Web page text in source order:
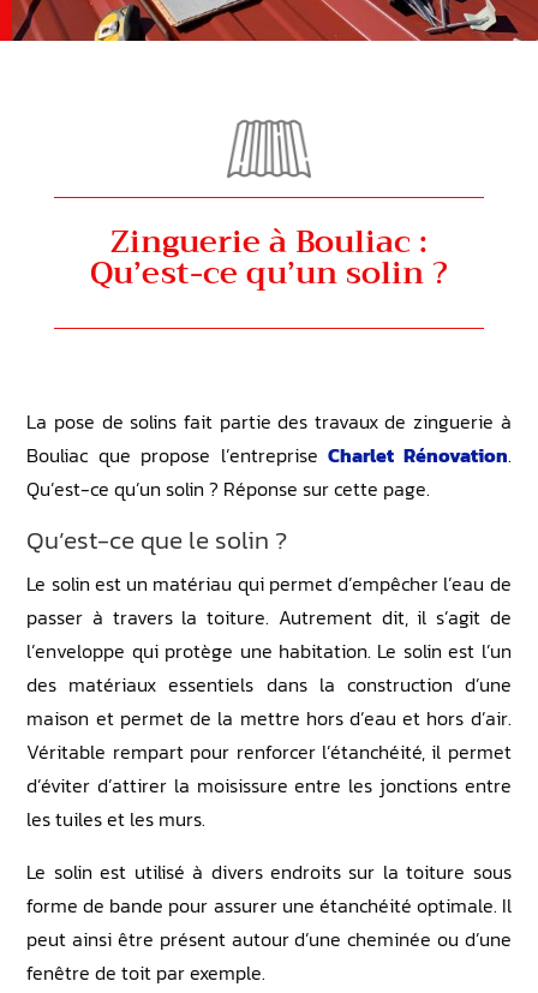
Zinguerie à Bouliac :
Qu’est-ce qu’un solin ?
La pose de solins fait partie des travaux de zinguerie à
Bouliac que propose l’entrepriseCharlet Rénovation.
Qu’est-ce qu’un solin ? Réponse sur cette page.
Qu’est-ce que le solin ?
Le solin est un matériau qui permet d’empêcher l’eau de
passer à travers la toiture. Autrement dit, il s’agit de
l’enveloppe qui protège une habitation. Le solin est l’un
des matériaux essentiels dans la construction d’une
maison et permet de la mettre hors d’eau et hors d’air.
Véritable rempart pour renforcer l’étanchéité, il permet
d’éviter d’attirer la moisissure entre les jonctions entre
les tuiles et les murs.
Le solin est utilisé à divers endroits sur la toiture sous
forme de bande pour assurer une étanchéité optimale. Il
peut ainsi être présent autour d’une cheminée ou d’une
fenêtre de toit par exemple.